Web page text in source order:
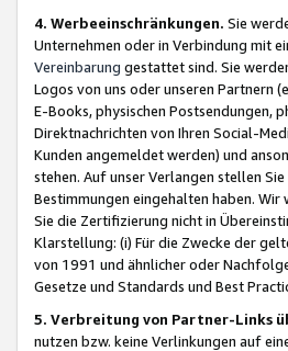
4. Werbeeinschränkungen. Sie
Unternehmen oder in Verbindung mit
Vereinbarung gestattet sind. Sie
Logos von uns oder unseren Partnern
E-Books, physischen Postsendungen,
Direktnachrichten von Ihren Social-
Kunden angemeldet werden) und
stehen. Auf unser Verlangen stellen
Bestimmungen eingehalten haben.
Sie die Zertifizierung nicht in
Klarstellung: (i) Für die Zwecke der
von 1991 und ähnlicher oder
Gesetze und Standards und Best
5. Verbreitung von Partner-Links
nutzen bzw. keine Verlinkungen auf